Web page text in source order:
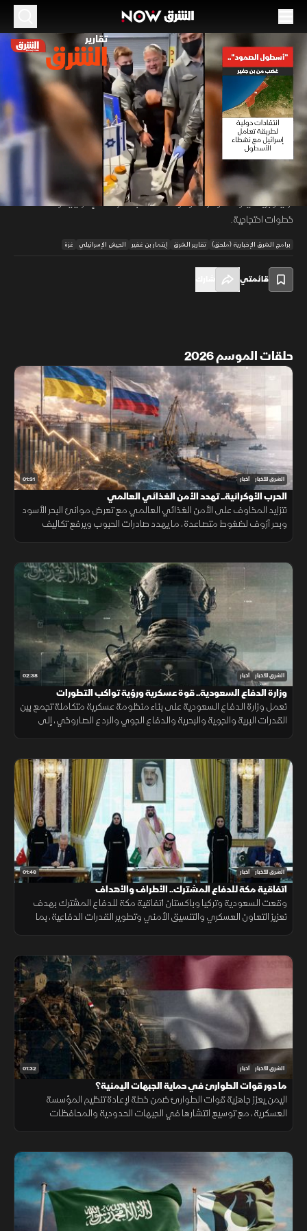
أسطول الصمود.. غضب من بن جفير
21 مايو 2026 01:12 أخبار
تقارير الشرق
فيديو نشره وزير الأمن الإسرائيلي إيتمار بن غفير عن ناشطي "أسطول الصمود"
أشعل أزمة دبلوماسية واسعة، مع تصاعد الانتقادات الدولية لطريقة احتجاز
وترحيل نحو مئة ناشط كانوا متجهين إلى غزة بمساعدات إنسانية. دول عدة بينها
تركيا وبريطانيا وكندا وفرنسا وهولندا نددت بالتصرفات الإسرائيلية واتخذت
خطوات احتجاجية.
برامج الشرق الإخبارية (ملحق) تقارير الشرق إيتمار بن غفير الجيش الإسرائيلي غزة
قائمتي
حلقات الموسم 2026
01:31 الشرق للأخبار أخبار
الحرب الأوكرانية.. تهدد الأمن الغذائي العالمي
تتزايد المخاوف على الأمن الغذائي العالمي مع تعرض موانئ البحر الأسود
وبحر آزوف لضغوط متصاعدة، ما يهدد صادرات الحبوب ويرفع تكاليف
02:38 الشرق للأخبار أخبار
وزارة الدفاع السعودية.. قوة عسكرية ورؤية تواكب التطورات
تعمل وزارة الدفاع السعودية على بناء منظومة عسكرية متكاملة تجمع بين
القدرات البرية والجوية والبحرية والدفاع الجوي والردع الصاروخي، إلى
01:46 الشرق للأخبار أخبار
اتفاقية مكة للدفاع المشترك.. الأطراف والأهداف
وقعت السعودية وتركيا وباكستان اتفاقية مكة للدفاع المشترك بهدف
تعزيز التعاون العسكري والتنسيق الأمني وتطوير القدرات الدفاعية، بما
01:32 الشرق للأخبار أخبار
ما دور قوات الطوارئ في حماية الجبهات اليمنية؟
اليمن يعزز جاهزية قوات الطوارئ ضمن خطة لإعادة تنظيم المؤسسة
العسكرية، مع توسيع انتشارها في الجبهات الحدودية والمحافظات